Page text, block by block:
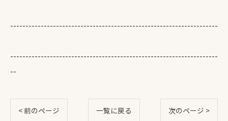
--------------------------------------------------------------------
--------------------------------------------------------------------
--
< 前のページ 一覧に戻る 次のページ >